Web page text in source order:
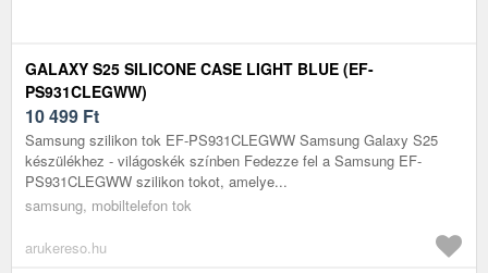
GALAXY S25 SILICONE CASE LIGHT BLUE (EF-
PS931CLEGWW)
10 499 Ft
Samsung szilikon tok EF-PS931CLEGWW Samsung Galaxy S25
készülékhez - világoskék színben Fedezze fel a Samsung EF-
PS931CLEGWW szilikon tokot, amelye...
samsung, mobiltelefon tok
arukereso.hu